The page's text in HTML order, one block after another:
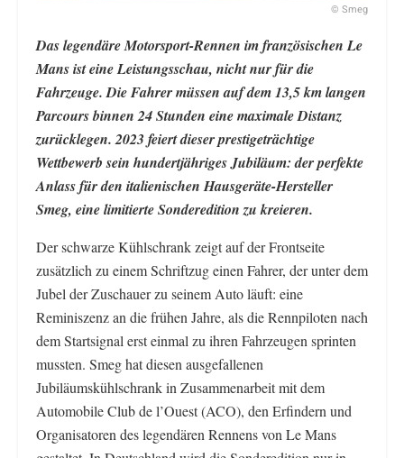
© Smeg
Das legendäre Motorsport-Rennen im französischen Le
Mans ist eine Leistungsschau, nicht nur für die
Fahrzeuge. Die Fahrer müssen auf dem 13,5 km langen
Parcours binnen 24 Stunden eine maximale Distanz
zurücklegen. 2023 feiert dieser prestigeträchtige
Wettbewerb sein hundertjähriges Jubiläum: der perfekte
Anlass für den italienischen Hausgeräte-Hersteller
Smeg, eine limitierte Sonderedition zu kreieren.
Der schwarze Kühlschrank zeigt auf der Frontseite
zusätzlich zu einem Schriftzug einen Fahrer, der unter dem
Jubel der Zuschauer zu seinem Auto läuft: eine
Reminiszenz an die frühen Jahre, als die Rennpiloten nach
dem Startsignal erst einmal zu ihren Fahrzeugen sprinten
mussten. Smeg hat diesen ausgefallenen
Jubiläumskühlschrank in Zusammenarbeit mit dem
Automobile Club de l’Ouest (ACO), den Erfindern und
Organisatoren des legendären Rennens von Le Mans